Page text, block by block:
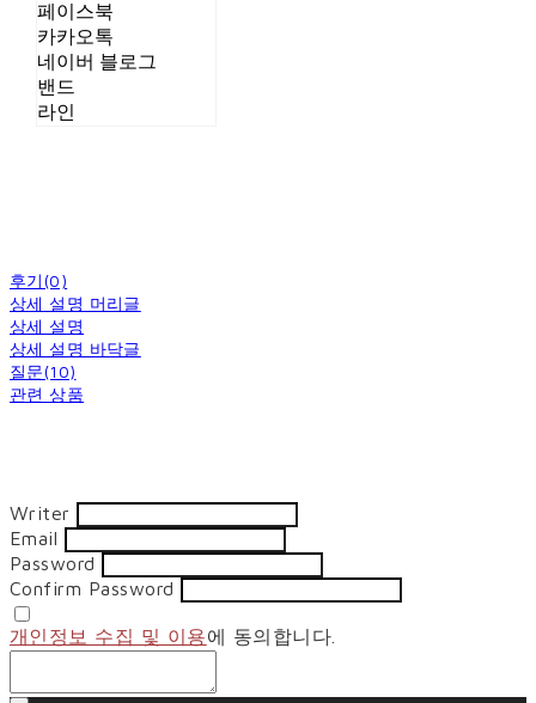
페이스북
카카오톡
네이버 블로그
밴드
라인
후기(0)
상세 설명 머리글
상세 설명
상세 설명 바닥글
질문(10)
관련 상품
Writer
Email
Password
Confirm Password
개인정보 수집 및 이용에 동의합니다.